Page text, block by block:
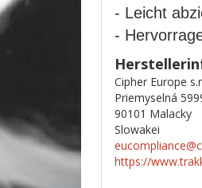
- Leicht
-
Cipher Europe
Priemyselná
90101 Malacky
Slowakei
https://